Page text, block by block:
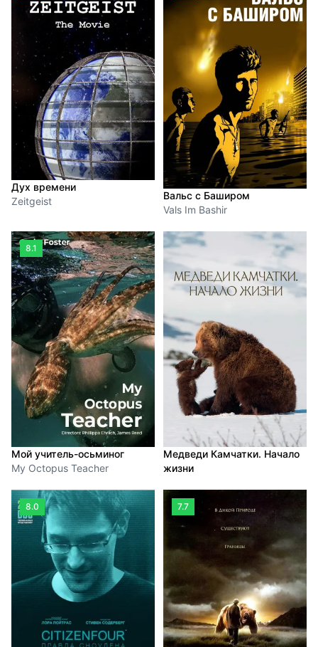
Дух времени
Zeitgeist
Вальс с Баширом
Vals Im Bashir
8.1
Мой учитель-осьминог
My Octopus Teacher
Медведи Камчатки. Начало
жизни
8.0 7.7